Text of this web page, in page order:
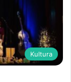
Kultura